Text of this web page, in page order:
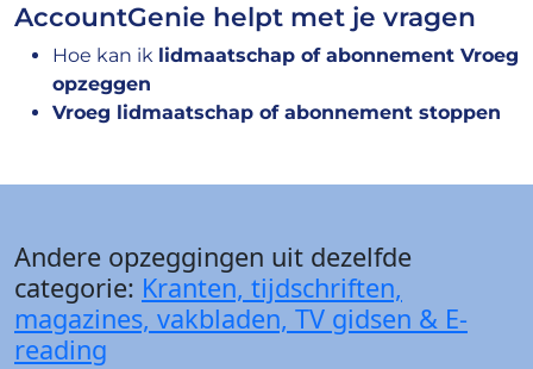
AccountGenie helpt met je vragen
Hoe kan ik lidmaatschap of abonnement Vroeg
opzeggen
Vroeg lidmaatschap of abonnement stoppen
Andere opzeggingen uit dezelfde
categorie: Kranten, tijdschriften,
magazines, vakbladen, TV gidsen & E-
reading